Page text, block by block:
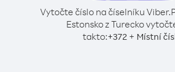
Vytočte číslo na číselníku Viber.
Estonsko z Turecko
takto:+372 + Místní